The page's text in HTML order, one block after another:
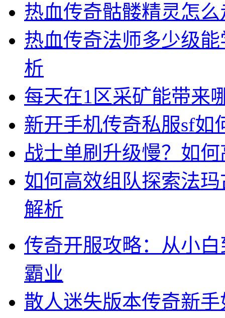
热血传奇骷髅精灵怎
热血传奇法师多少级
析
每天在1区采矿能带来
新开手机传奇私服sf如
战士单刷升级慢？如
如何高效组队探索法
解析
传奇开服攻略：从小
霸业
散人迷失版本传奇新